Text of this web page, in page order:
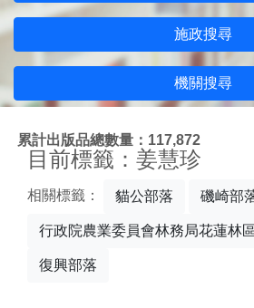
施政搜尋
機關搜尋
累計出版品總數量：117,872
目前標籤：姜慧珍
相關標籤： 貓公部落 磯崎部
行政院農業委員會林務局花蓮林
復興部落